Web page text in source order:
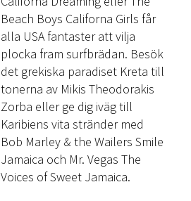
Beach Boys Californa Girls får
alla USA fantaster att vilja
plocka fram surfbrädan. Besök
det grekiska paradiset Kreta till
tonerna av Mikis Theodorakis
Zorba eller ge dig iväg till
Karibiens vita stränder med
Bob Marley & the Wailers Smile
Jamaica och Mr. Vegas The
Voices of Sweet Jamaica.